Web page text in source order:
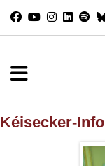
Kéisecker-Info